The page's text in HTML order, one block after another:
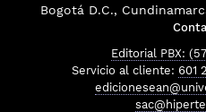
Bogotá D.C.,
Editorial PBX:
Servicio al cliente: 601